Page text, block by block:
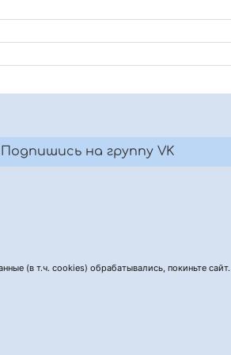
Подпишись на группу VK
(в т.ч. cookies) обрабатывались, покиньте сайт.